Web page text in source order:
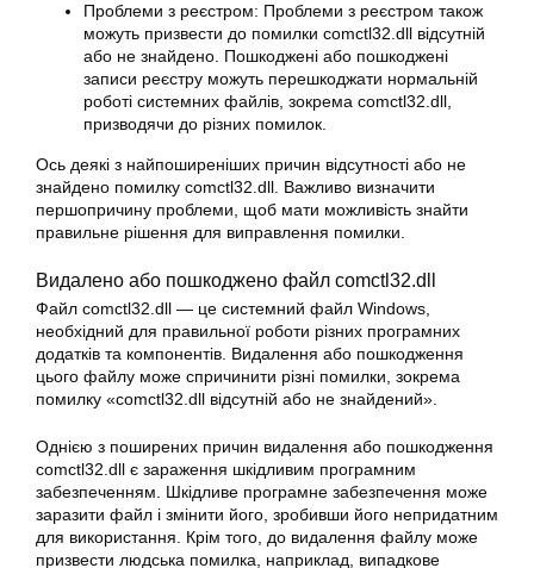
Проблеми з реєстром: Проблеми з реєстром також
можуть призвести до помилки comctl32.dll відсутній
або не знайдено. Пошкоджені або пошкоджені
записи реєстру можуть перешкоджати нормальній
роботі системних файлів, зокрема comctl32.dll,
призводячи до різних помилок.
Ось деякі з найпоширеніших причин відсутності або не
знайдено помилку comctl32.dll. Важливо визначити
першопричину проблеми, щоб мати можливість знайти
правильне рішення для виправлення помилки.
Видалено або пошкоджено файл comctl32.dll
Файл comctl32.dll — це системний файл Windows,
необхідний для правильної роботи різних програмних
додатків та компонентів. Видалення або пошкодження
цього файлу може спричинити різні помилки, зокрема
помилку «comctl32.dll відсутній або не знайдений».
Однією з поширених причин видалення або пошкодження
comctl32.dll є зараження шкідливим програмним
забезпеченням. Шкідливе програмне забезпечення може
заразити файл і змінити його, зробивши його непридатним
для використання. Крім того, до видалення файлу може
призвести людська помилка, наприклад, випадкове